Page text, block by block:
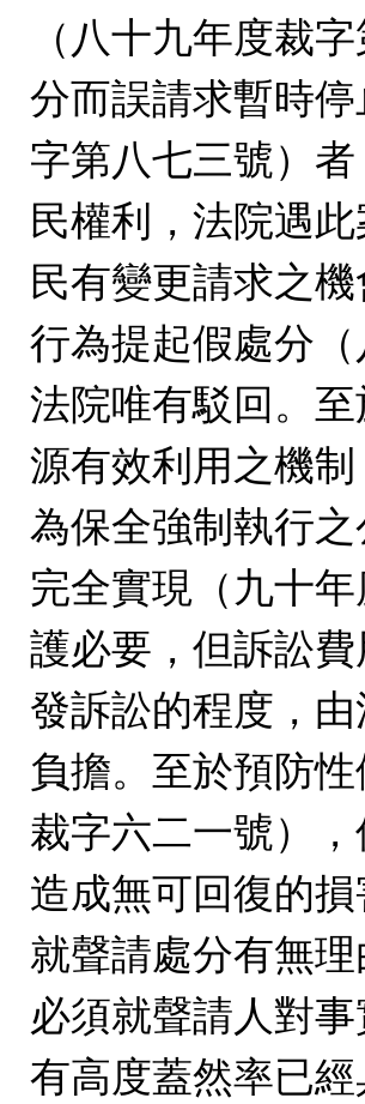
（八十九年度裁
分而誤請求暫時
字第八七三號）
民權利，法院遇
民有變更請求之
行為提起假處分
法院唯有駁回。
源有效利用之機
為保全強制執行
完全實現（九十
護必要，但訴訟
發訴訟的程度，
負擔。至於預防
裁字六二一號）
造成無可回復的
就聲請處分有無
必須就聲請人對
有高度蓋然率已